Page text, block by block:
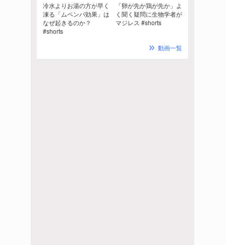
冷水よりお湯の方が早く
凍る「ムペンバ効果」は
なぜ起きるのか？
#shorts
「卵が先か鶏が先か」よ
く聞く疑問に生物学者が
マジレス #shorts
動画一覧